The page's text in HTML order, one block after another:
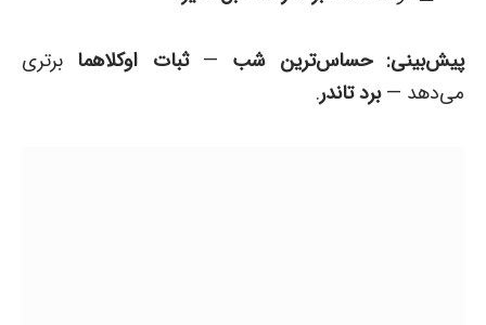
پیش‌بینی: حساس‌ترین شب —ثبات اوکلاهما برتری
می‌دهد —برد تاندر.